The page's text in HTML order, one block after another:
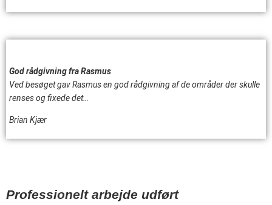
God rådgivning fra Rasmus
Ved besøget gav Rasmus en god rådgivning af de områder der skulle
renses og fixede det…
Brian Kjær
Professionelt arbejde udført